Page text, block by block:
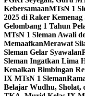
KebersamaanMTsN 1
2025 di Raker Kemenag
Gelombang 1 Tahun
MTsN 1 Sleman Awali
MemaafkanMerawat
Sleman Gelar Syawalan
Sleman Ingatkan Lima
Kenalkan Bimbingan
IX MTsN 1 Sleman
Belajar Wudhu, Sholat,